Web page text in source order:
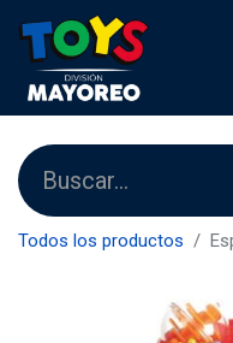
Todos los productos